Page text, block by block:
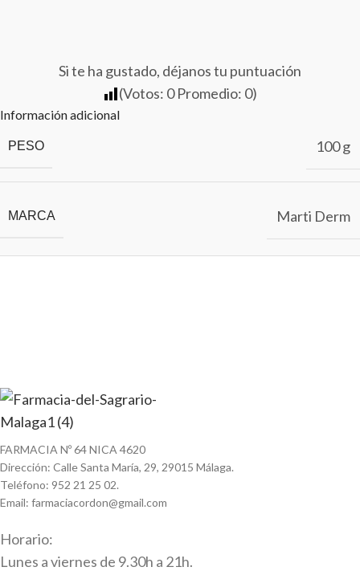
Si te ha gustado, déjanos tu puntuación
(Votos: 0Promedio: 0)
Información adicional
PESO 100 g
MARCA Marti Derm
FARMACIA Nº 64 NICA 4620
Dirección: Calle Santa María, 29, 29015 Málaga.
Teléfono: 952 21 25 02.
Email: farmaciacordon@gmail.com
Horario:
Lunes a viernes de 9.30h a 21h.